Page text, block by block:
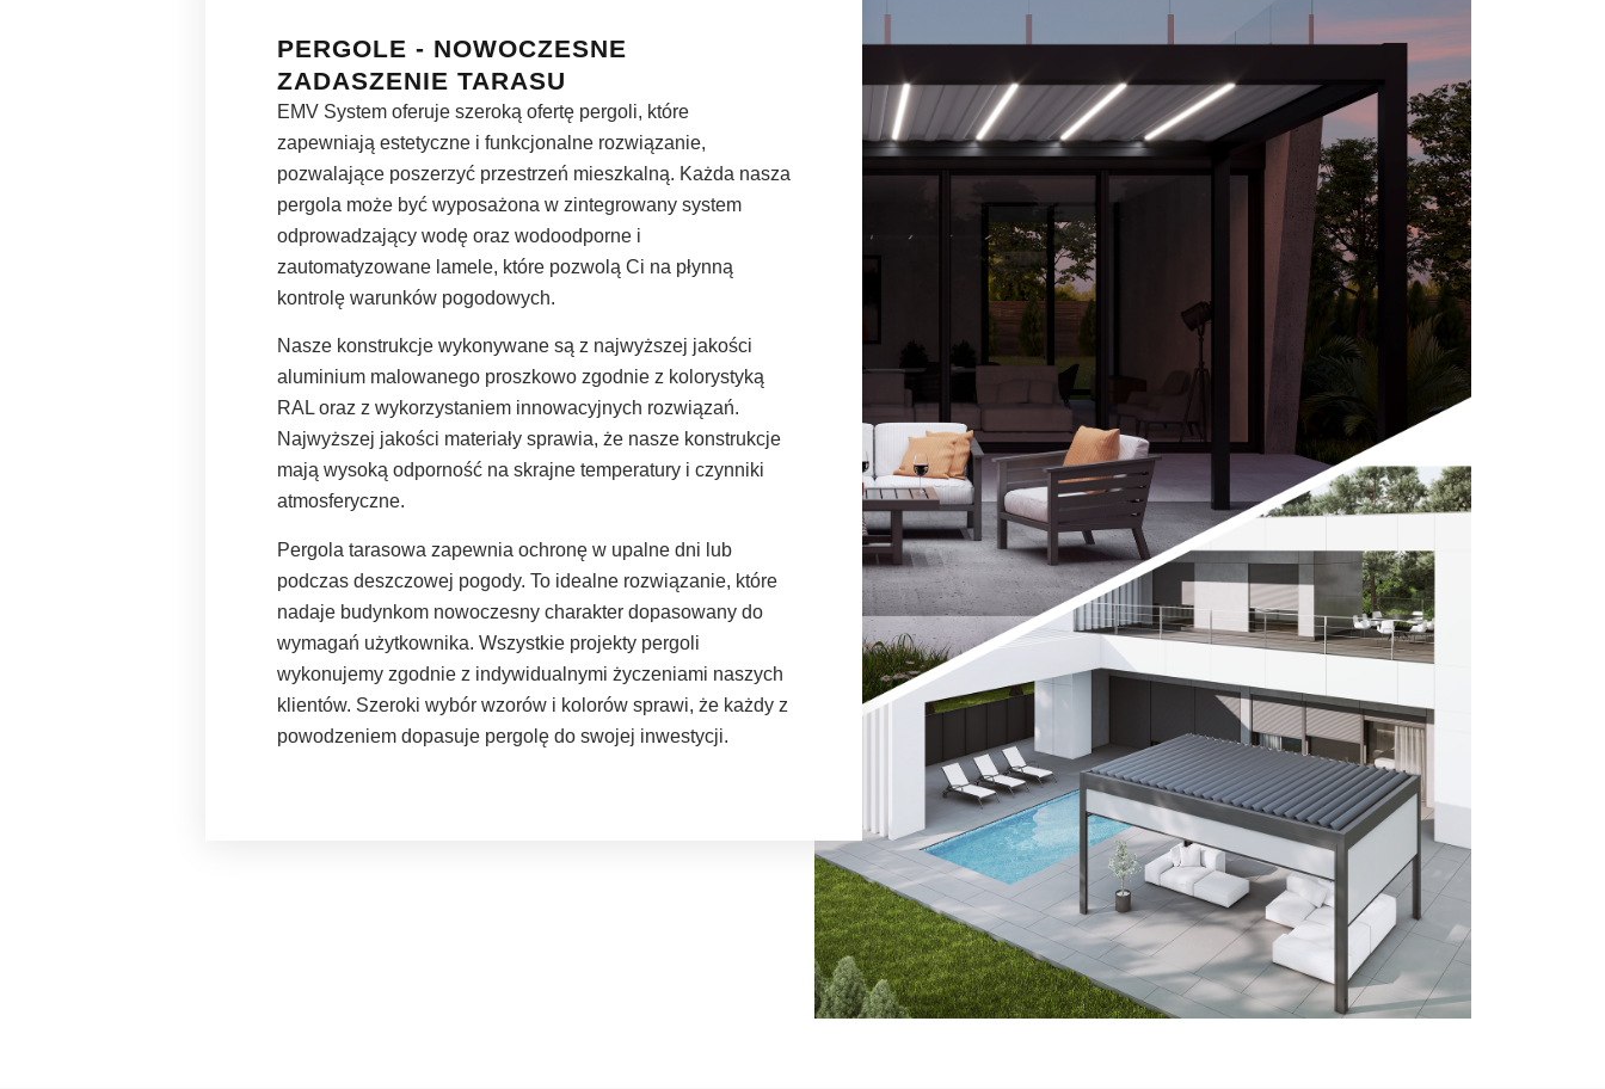
PERGOLE - NOWOCZESNE
ZADASZENIE TARASU
EMV System oferuje szeroką ofertę pergoli, które
zapewniają estetyczne i funkcjonalne rozwiązanie,
pozwalające poszerzyć przestrzeń mieszkalną. Każda nasza
pergola może być wyposażona w zintegrowany system
odprowadzający wodę oraz wodoodporne i
zautomatyzowane lamele, które pozwolą Ci na płynną
kontrolę warunków pogodowych.
Nasze konstrukcje wykonywane są z najwyższej jakości
aluminium malowanego proszkowo zgodnie z kolorystyką
RAL oraz z wykorzystaniem innowacyjnych rozwiązań.
Najwyższej jakości materiały sprawia, że nasze konstrukcje
mają wysoką odporność na skrajne temperatury i czynniki
atmosferyczne.
Pergola tarasowa zapewnia ochronę w upalne dni lub
podczas deszczowej pogody. To idealne rozwiązanie, które
nadaje budynkom nowoczesny charakter dopasowany do
wymagań użytkownika. Wszystkie projekty pergoli
wykonujemy zgodnie z indywidualnymi życzeniami naszych
klientów. Szeroki wybór wzorów i kolorów sprawi, że każdy z
powodzeniem dopasuje pergolę do swojej inwestycji.